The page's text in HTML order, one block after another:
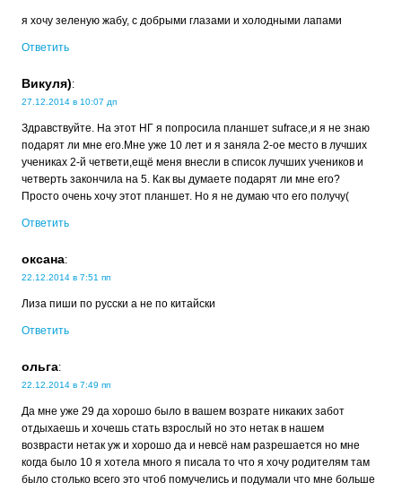
я хочу зеленую жабу, с добрыми глазами и холодными лапами
Ответить
Викуля):
27.12.2014 в 10:07 дп
Здравствуйте. На этот НГ я попросила планшет sufrace,и я не знаю
подарят ли мне его.Мне уже 10 лет и я заняла 2-ое место в лучших
учениках 2-й четвети,ещё меня внесли в список лучших учеников и
четверть закончила на 5. Как вы думаете подарят ли мне его?
Просто очень хочу этот планшет. Но я не думаю что его получу(
Ответить
оксана:
22.12.2014 в 7:51 пп
Лиза пиши по русски а не по китайски
Ответить
ольга:
22.12.2014 в 7:49 пп
Да мне уже 29 да хорошо было в вашем возрате никаких забот
отдыхаешь и хочешь стать взрослый но это нетак в нашем
возврасти нетак уж и хорошо да и невсё нам разрешается но мне
когда было 10 я хотела много я писала то что я хочу родителям там
было столько всего это чтоб помучелись и подумали что мне больше